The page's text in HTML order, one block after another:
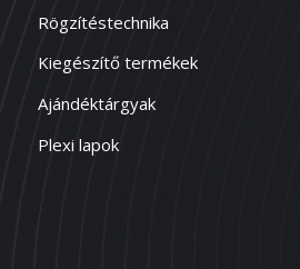
Rögzítéstechnika
Kiegészítő termékek
Ajándéktárgyak
Plexi lapok